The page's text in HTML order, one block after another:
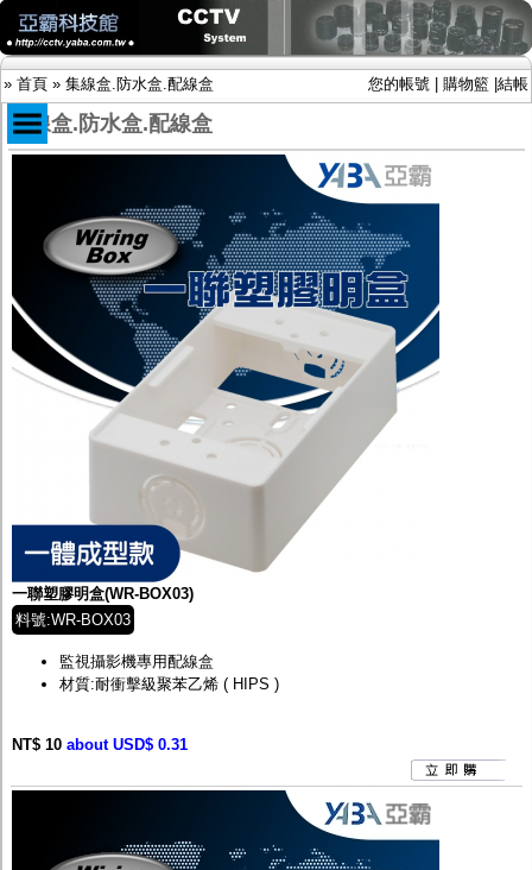
» 首頁 » 集線盒.防水盒.配線盒 您的帳號 購物籃 結帳
限時促銷特惠專案
IP網路攝影機及錄放影機
AHD DVR數位錄放影機
AHD半球型(適用屋內)
AHD中小型紅外線攝影機(適用騎樓、室內外)
AHD防護罩型攝影機(適用屋外，紅外線照射
距離遠）
AHD特殊功能型攝影機
旋轉型攝影機.旋轉台
傳統高解析攝影機
多路攝影機單軸傳輸
監聽器.麥克風
網路設備
視訊轉換設備
雙絞線傳輸器
雜訊改善器
分配放大器
網路線用水晶頭
線頭.插座.延長線.HDMI線
變壓器.避雷器
行車紀錄器.車用插座配件
集線盒.防水盒.配線盒
一聯塑膠明盒(WR-BOX03)
料號:WR-BOX03
監視攝影機專用配線盒
材質:耐衝擊級聚苯乙烯 ( HIPS )
NT$ 10 about USD$ 0.31